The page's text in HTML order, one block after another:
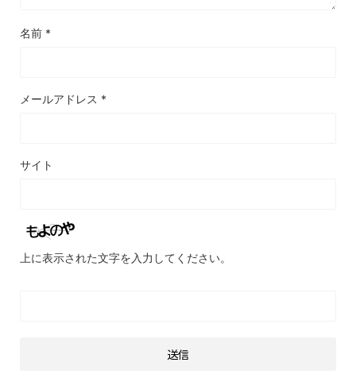
名前 *
メールアドレス *
サイト
上に表示された文字を入力してください。